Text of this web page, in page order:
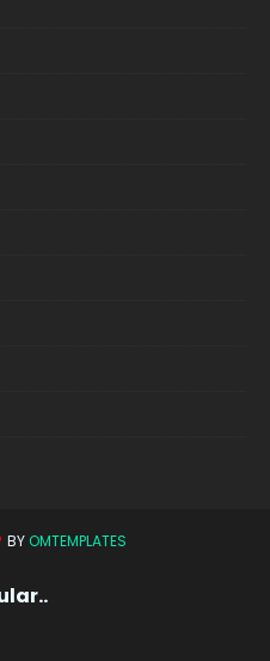
BY OMTEMPLATES